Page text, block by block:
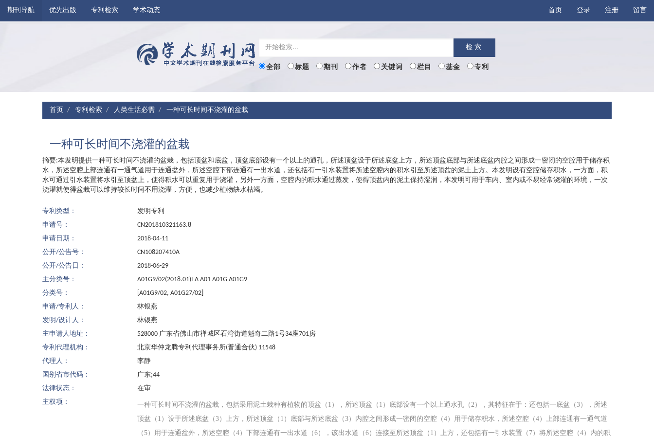
期刊导航 优先出版 专利检索 学术动态 首页 登录 注册 留言
检索
全部 标题 期刊 作者 关键词 栏目 基金 专利
首页 专利检索 人类生活必需 一种可长时间不浇灌的盆栽
一种可长时间不浇灌的盆栽
摘要:本发明提供一种可长时间不浇灌的盆栽，包括顶盆和底盆，顶盆底部设有一个以上的通孔，所述顶盆设于所述底盆上方，所述顶盆底部与所述底盆内腔之间形成一密闭的空腔用于储存积
水，所述空腔上部连通有一通气道用于连通盆外，所述空腔下部连通有一出水道，还包括有一引水装置将所述空腔内的积水引至所述顶盆的泥土上方。本发明设有空腔储存积水，一方面，积
水可通过引水装置将水引至顶盆上，使得积水可以重复用于浇灌，另外一方面，空腔内的积水通过蒸发，使得顶盆内的泥土保持湿润，本发明可用于车内、室内或不易经常浇灌的环境，一次
浇灌就使得盆栽可以维持较长时间不用浇灌，方便，也减少植物缺水枯竭。
专利类型：
发明专利
申请号：
CN201810321163.8
申请日期：
2018-04-11
公开/公告号：
CN108207410A
公开/公告日：
2018-06-29
主分类号：
A01G9/02(2018.01)I A A01 A01G A01G9
分类号：
[A01G9/02, A01G27/02]
申请/专利人：
林银燕
发明/设计人：
林银燕
主申请人地址：
528000 广东省佛山市禅城区石湾街道魁奇二路1号34座701房
专利代理机构：
北京华仲龙腾专利代理事务所(普通合伙) 11548
代理人：
李静
国别省市代码：
广东;44
法律状态：
在审
主权项：
一种可长时间不浇灌的盆栽，包括采用泥土栽种有植物的顶盆（1），所述顶盆（1）底部设有一个以上通水孔（2），其特征在于：还包括一底盆（3），所述
顶盆（1）设于所述底盆（3）上方，所述顶盆（1）底部与所述底盆（3）内腔之间形成一密闭的空腔（4）用于储存积水，所述空腔（4）上部连通有一通气道
（5）用于连通盆外，所述空腔（4）下部连通有一出水道（6），该出水道（6）连接至所述顶盆（1）上方，还包括有一引水装置（7）将所述空腔（4）内的积